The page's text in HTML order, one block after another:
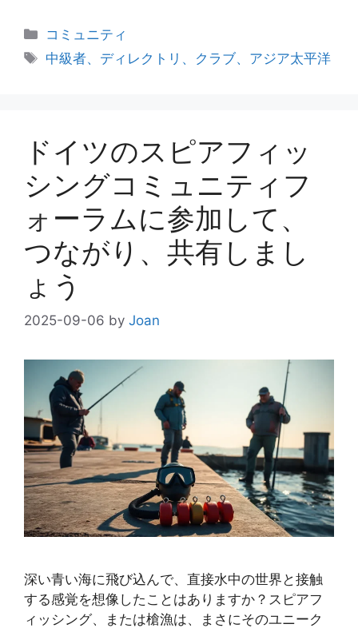
カ
テ
コミュニティ
タ
中級者、ディレクトリ、クラブ、アジア太平洋
ドイツのスピアフィッ
シングコミュニティフ
ォーラムに参加して、
つながり、共有しまし
ょう
2025-09-06 by Joan
深い青い海に飛び込んで、直接水中の世界と接触
する感覚を想像したことはありますか？スピアフ
ィッシング、または槍漁は、まさにそのユニーク